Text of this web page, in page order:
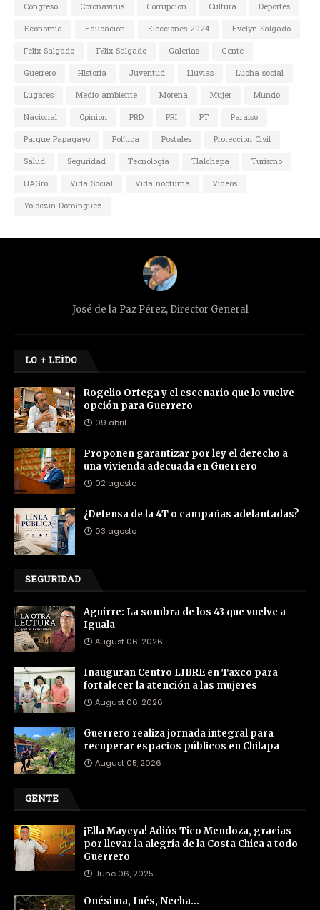
Congreso
Coronavirus Corrupcion Cultura
Deportes
Economia
Educacion Elecciones 2024
Evelyn Salgado
Felix Salgado
Félix Salgado Galerias
Gente
Guerrero
Historia Juventud Lluvias
Lucha social
Lugares
Medio ambiente Morena Mujer
Mundo
Nacional
Opinion PRD PRI PT
Paraiso
Parque Papagayo
Política Postales
Proteccion Civil
Salud
Seguridad Tecnologia Tlalchapa
Turismo
UAGro
Vida Social Vida nocturna
Videos
Yoloczin Domínguez
José de la Paz Pérez, Director General
LO + LEÍDO
Rogelio Ortega y el escenario que lo vuelve
opción para Guerrero
09 abril
Proponen garantizar por ley el derecho a
una vivienda adecuada en Guerrero
02 agosto
¿Defensa de la 4T o campañas adelantadas?
03 agosto
SEGURIDAD
Aguirre: La sombra de los 43 que vuelve a
Iguala
August 06, 2026
Inauguran Centro LIBRE en Taxco para
fortalecer la atención a las mujeres
August 06, 2026
Guerrero realiza jornada integral para
recuperar espacios públicos en Chilapa
August 05, 2026
GENTE
¡Ella Mayeya! Adiós Tico Mendoza, gracias
por llevar la alegría de la Costa Chica a todo
Guerrero
June 06, 2025
Onésima, Inés, Necha…